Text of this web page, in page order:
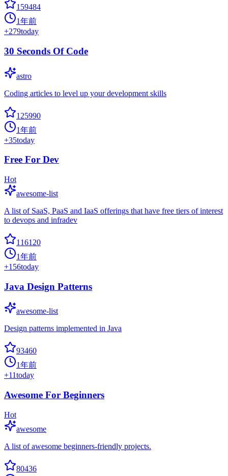
159484
1年前
+279today
30 Seconds Of Code
astro
Coding articles to level up your development skills
125990
1年前
+35today
Free For Dev
Hot
awesome-list
A list of SaaS, PaaS and IaaS offerings that have free tiers of interest
to devops and infradev
116120
1年前
+156today
Java Design Patterns
awesome-list
Design patterns implemented in Java
93460
1年前
+11today
Awesome For Beginners
Hot
awesome
A list of awesome beginners-friendly projects.
80436